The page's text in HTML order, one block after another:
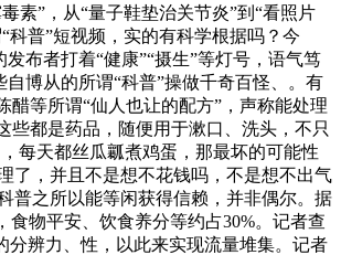
”，从“量子鞋垫治关节炎”到“看照片
普”短视频，实的有科学根据吗？今
布者打着“健康”“摄生”等灯号，语气笃
博从的所谓“科普”操做千奇百怪、。有
等所谓“仙人也让的配方”，声称能处理
都是药品，随便用于漱口、洗头，不只
每天都丝瓜瓤煮鸡蛋，那最坏的可能性
了，并且不是想不花钱吗，不是想不出气
普之所以能等闲获得信赖，并非偶尔。据
物平安、饮食养分等约占30%。记者查
分辨力、性，以此来实现流量堆集。记者